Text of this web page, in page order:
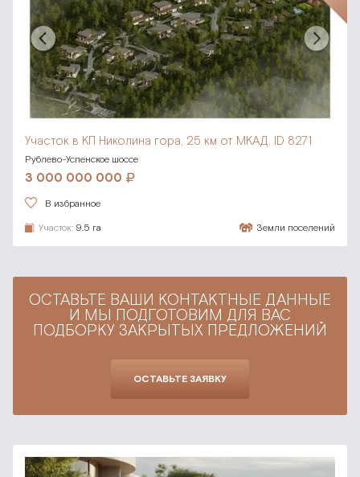
Участок в КП Николина гора, 25 км от МКАД, ID 8271
Рублево-Успенское шоссе
3 000 000 000
В избранное
Участок: 9.5 га Земли поселений
ОСТАВЬТЕ ВАШИ КОНТАКТНЫЕ ДАННЫЕ
И МЫ ПОДГОТОВИМ ДЛЯ ВАС
ПОДБОРКУ ЗАКРЫТЫХ ПРЕДЛОЖЕНИЙ
ОСТАВЬТЕ ЗАЯВКУ